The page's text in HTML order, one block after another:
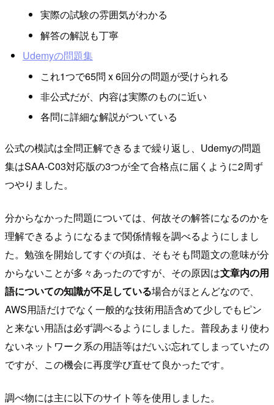
実際の試験の雰囲気がわかる
解答の解説も丁寧
Udemyの問題集
これ1つで65問 x 6回分の問題が受けられる
非公式だが、内容は実際のものに近い
各問に詳細な解説がついている
公式の模試は全問正解できるまで繰り返し、Udemyの問題
集はSAA-C03対応版の3つが全て合格点に届くように2周ず
つやりました。
分からなかった問題については、何故その解答になるのかを
理解できるようになるまで関係情報を調べるようにしまし
た。勉強を開始してすぐの頃は、そもそも問題文の意味が分
からないことが多々あったのですが、その原因は文章内の用
語についての知識が不足している場合がほとんどなので、
AWS用語だけでなく一般的な技術用語含めて少しでもピン
と来ない用語は必ず調べるようにしました。普段あまり使わ
ないネットワーク系の用語等はだいぶ忘れてしまっていたの
ですが、この機会に再度学び直せて良かったです。
調べ物には主に以下のサイト等を使用しました。